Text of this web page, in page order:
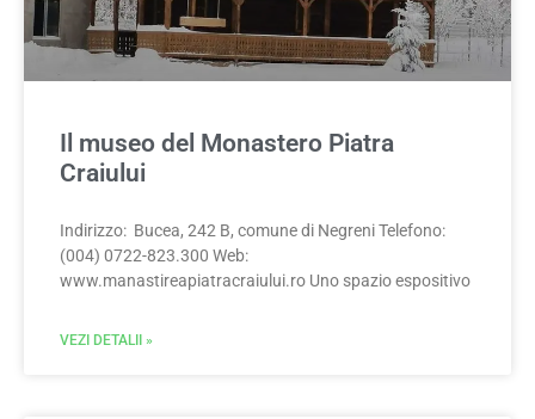
Il museo del Monastero Piatra
Craiului
Indirizzo: Bucea, 242 B, comune di Negreni Telefono:
(004) 0722-823.300 Web:
www.manastireapiatracraiului.ro Uno spazio espositivo
VEZI DETALII »